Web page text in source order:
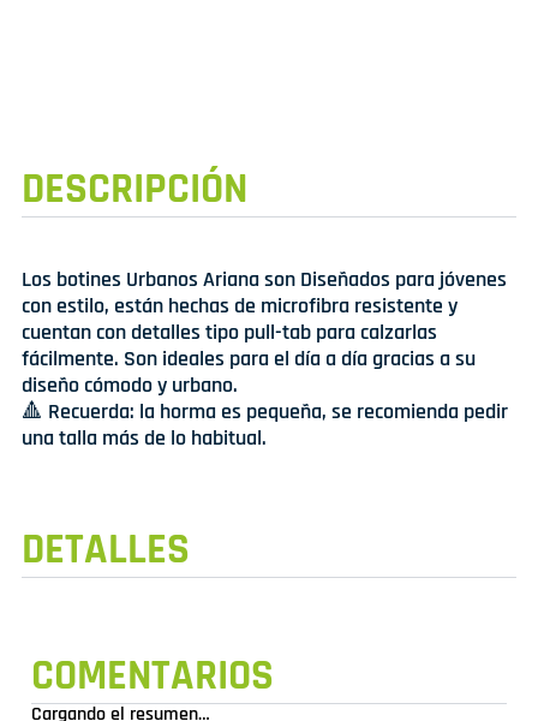
DESCRIPCIÓN
Los botines Urbanos Ariana son Diseñados para jóvenes
con estilo, están hechas de microfibra resistente y
cuentan con detalles tipo pull-tab para calzarlas
fácilmente. Son ideales para el día a día gracias a su
diseño cómodo y urbano.
🔺 Recuerda: la horma es pequeña, se recomienda pedir
una talla más de lo habitual.
DETALLES
COMENTARIOS
Cargando el resumen…